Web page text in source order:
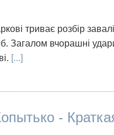
триває розбір
Загалом вчорашні
[...]
-